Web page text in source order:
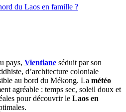
du Laos en famille ?
pays, Vientiane séduit par son
d’architecture coloniale
au bord du Mékong. La météo
agréable : temps sec, soleil doux et
pour découvrir le Laos en